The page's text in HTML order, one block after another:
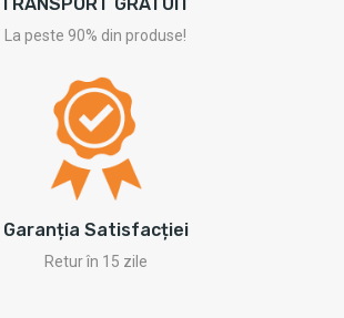
TRANSPORT GRATUIT
La peste 90% din produse!
Garanția Satisfacției
Retur în 15 zile